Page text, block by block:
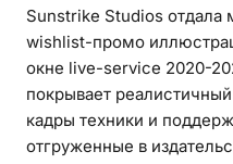
ФОНЫ И ЛОКАЦИИ
ИГРОВОЙ АРТ С ИИ
Sunstrike Studios отдала
wishlist-промо
окне live-service 2020-
покрывает
кадры техники и
отгруженные в